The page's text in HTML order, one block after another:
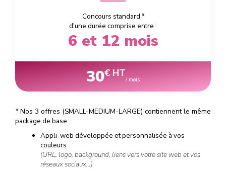
Concours standard *
d'une durée comprise entre :
6 et 12 mois
30€ HT
/ mois
*Nos 3 offres (SMALL-MEDIUM-LARGE) contiennent le même
package de base :
Appli-web développée et personnalisée à vos
couleurs
(URL, logo, background, liens vers votre site web et vos
réseaux sociaux…)